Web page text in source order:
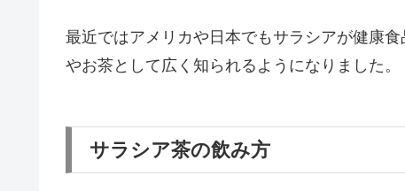
最近ではアメリカや日本でもサラシアが健康
やお茶として広く知られるようになりました。
サラシア茶の飲み方